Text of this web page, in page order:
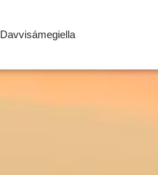
Davvisámegiella